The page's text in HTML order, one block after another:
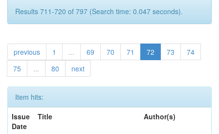
Results 711-720 of 797 (Search time: 0.047 seconds).
previous 1 ... 69 70 71 72 73
74
75
... 80 next
Item hits:
Issue
Date
Title Author(s)